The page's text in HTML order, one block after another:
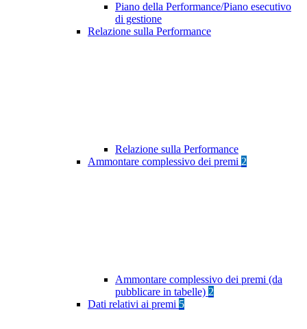
Piano della Performance/Piano esecutivo
di gestione
Relazione sulla Performance
Relazione sulla Performance
Ammontare complessivo dei premi 2
Ammontare complessivo dei premi (da
pubblicare in tabelle) 2
Dati relativi ai premi 5